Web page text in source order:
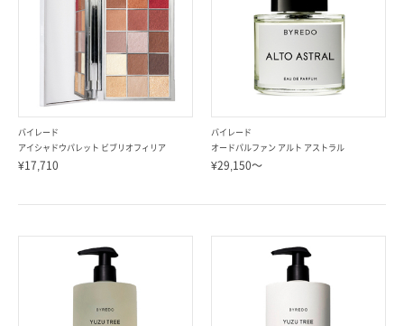
バイレード
アイシャドウパレット ビブリオフィリア
¥17,710
バイレード
オードパルファン アルト アストラル
¥29,150～